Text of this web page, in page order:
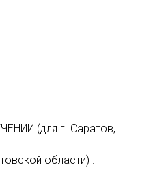
(для г. Саратов,
области) .